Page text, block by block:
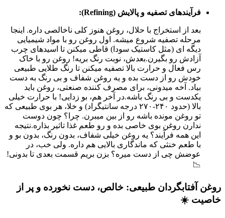
فرآیندهای تصفیه و پالایش (Refining):
بعد از استخراج با حلال، روغن هنوز کلی ناخالصی داره. اینجا
مرحله تصفیه شروع میشه. اول روغن رو با مواد شیمیایی
دیگه ای (مثل کاستیک سودا) قاطی میکنن تا اسیدهای چرب
آزادش رو بگیرن.بعدش، نوبت رنگ بریه! روغن رو با خاک
رس فعال و حرارت بالا تصفیه میکنن تا رنگ طلایی طبیعی
خودش رو از دست بده و یه روغن شفاف و بی رنگ به دست
بیاد. آخه میدونی، برای مصرف کننده صنعتی، روغن باید
یکدست و بی رنگ باشه.در آخر هم، بو زدایی! با حرارت خیلی
بالا (حدود ۲۴۰-۲۷۰ درجه سانتیگراد) و خلا، هر بوی طبیعی که
تو روغن مونده باشه رو از بین میبرن. چرا؟ چون دوست
ندارن روغن بوی خاصی بده و رو طعم غذا تاثیر بذاره.نتیجه
این همه فرآیند؟ یه روغن خیلی شفاف، بدون رنگ، بدون بو و
با طعم خنثی که ماندگاری بالایی هم داره. ولی خب، در
عوضش چی از دست میره؟ بزن بریم قسمت بعدی تا بدونی!
📉
روغن آفتابگردان طبیعی: خالص، دست نخورده و پر از
خاصیت ☀️